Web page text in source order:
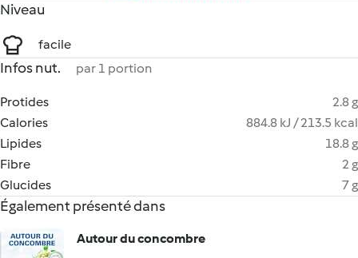
Niveau
facile
Infos nut. par 1 portion
Protides
2.8 g
Calories
884.8 kJ / 213.5 kcal
Lipides
18.8 g
Fibre
2 g
Glucides
7 g
Également présenté dans
Autour du concombre